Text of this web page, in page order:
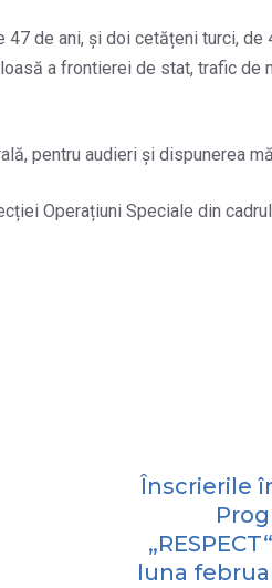
de ani, și doi cetățeni turci,
a frontierei de stat, trafic de
pentru audieri și dispunerea
Operațiuni Speciale din
Înscrierile
luna